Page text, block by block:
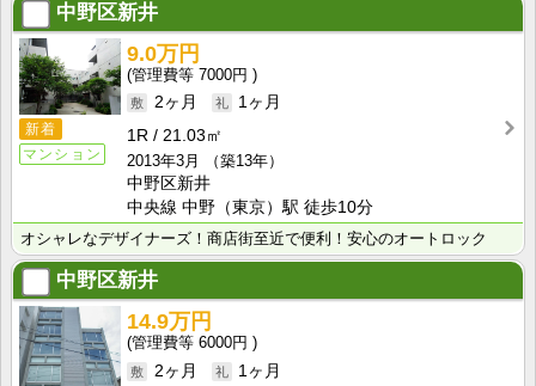
中野区新井
新着
マンション
9.0万円
7000円
2ヶ月
1ヶ月
1R
21.03㎡
2013年3月
（築13年）
中野区新井
中央線 中野（東京）駅 徒歩10分
オシャレなデザイナーズ！商店街至近で便利！安心のオートロック
中野区新井
14.9万円
6000円
2ヶ月
1ヶ月